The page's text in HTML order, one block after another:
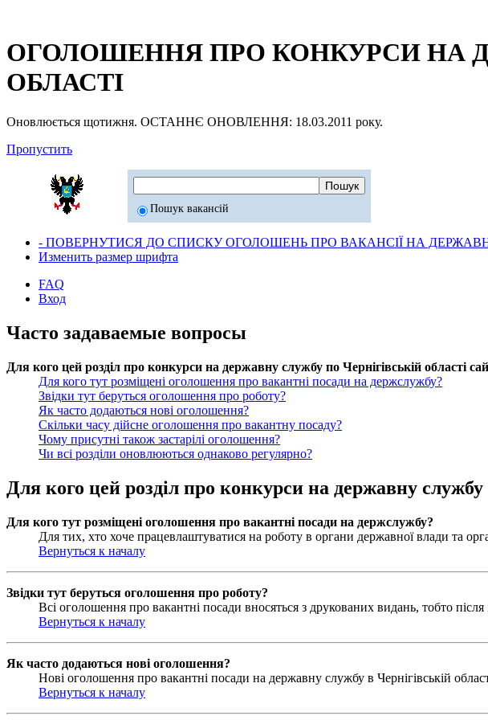
ОГОЛОШЕННЯ ПРО КОНКУРСИ НА
ОБЛАСТІ
Оновлюється щотижня. ОСТАННЄ ОНОВЛЕННЯ: 18.03.2011 року.
Пропустить
Пошук вакансій
- ПОВЕРНУТИСЯ ДО СПИСКУ ОГОЛОШЕНЬ ПРО ВАКАНСІЇ НА
Изменить размер шрифта
FAQ
Вход
Часто задаваемые вопросы
Для кого цей розділ про конкурси на державну службу по Чернігівській області
Для кого тут розміщені оголошення про вакантні посади на держслужбу?
Звідки тут беруться оголошення про роботу?
Як часто додаються нові оголошення?
Скільки часу дійсне оголошення про вакантну посаду?
Чому присутні також застарілі оголошення?
Чи всі розділи оновлюються однаково регулярно?
Для кого цей розділ про конкурси на державну
Для кого тут розміщені оголошення про вакантні посади на держслужбу?
Для тих, хто хоче працевлаштуватися на роботу в органи державної влади та
Вернуться к началу
Звідки тут беруться оголошення про роботу?
Всі оголошення про вакантні посади вносяться з друкованих видань, тобто після
Вернуться к началу
Як часто додаються нові оголошення?
Нові оголошення про вакантні посади на державну службу в Чернігівській
Вернуться к началу